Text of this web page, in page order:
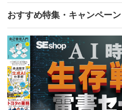
おすすめ特集・キャンペーン